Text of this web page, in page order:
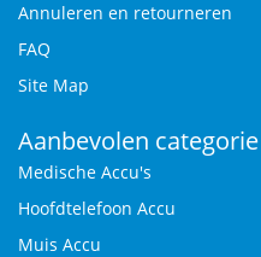
Annuleren en retourneren
FAQ
Site Map
Aanbevolen categorie
Medische Accu's
Hoofdtelefoon Accu
Muis Accu